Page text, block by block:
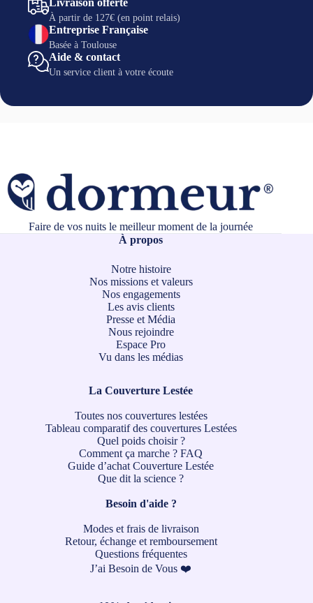
Livraison offerte
À partir de 127€ (en point relais)
Entreprise Française
Basée à Toulouse
Aide & contact
Un service client à votre écoute
Faire de vos nuits le meilleur moment de la journée
À propos
Notre histoire
Nos missions et valeurs
Nos engagements
Les avis clients
Presse et Média
Nous rejoindre
Espace Pro
Vu dans les médias
La Couverture Lestée
Toutes nos couvertures lestées
Tableau comparatif des couvertures Lestées
Quel poids choisir ?
Comment ça marche ? FAQ
Guide d’achat Couverture Lestée
Que dit la science ?
Besoin d'aide ?
Modes et frais de livraison
Retour, échange et remboursement
Questions fréquentes
J’ai Besoin de Vous ❤️